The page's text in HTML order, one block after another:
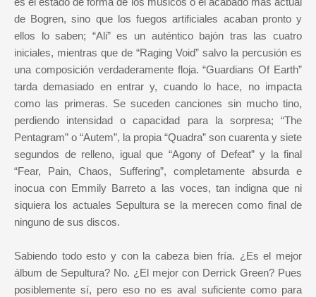
de Bogren, sino que los fuegos artificiales acaban pronto y
ellos lo saben; “Ali” es un auténtico bajón tras las cuatro
iniciales, mientras que de “Raging Void” salvo la percusión es
una composición verdaderamente floja. “Guardians Of Earth”
tarda demasiado en entrar y, cuando lo hace, no impacta
como las primeras. Se suceden canciones sin mucho tino,
perdiendo intensidad o capacidad para la sorpresa; “The
Pentagram” o “Autem”, la propia “Quadra” son cuarenta y siete
segundos de relleno, igual que “Agony of Defeat” y la final
“Fear, Pain, Chaos, Suffering”, completamente absurda e
inocua con Emmily Barreto a las voces, tan indigna que ni
siquiera los actuales Sepultura se la merecen como final de
ninguno de sus discos.
Sabiendo todo esto y con la cabeza bien fría. ¿Es el mejor
álbum de Sepultura? No. ¿El mejor con Derrick Green? Pues
posiblemente sí, pero eso no es aval suficiente como para